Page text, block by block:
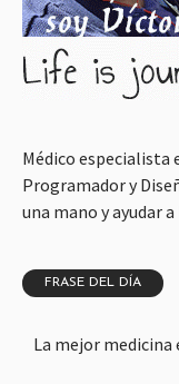
Médico especialista
Programador y
una mano y ayudar
FRASE DEL DÍA
La mejor medicina